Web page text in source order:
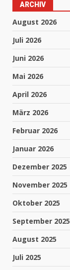
ARCHIV
August 2026
Juli 2026
Juni 2026
Mai 2026
April 2026
März 2026
Februar 2026
Januar 2026
Dezember 2025
November 2025
Oktober 2025
September 2025
August 2025
Juli 2025